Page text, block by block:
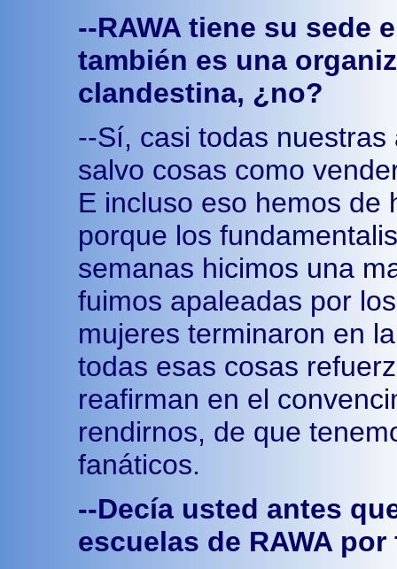
--RAWA tiene su sede
también es una
clandestina, ¿no?
--Sí, casi todas
salvo cosas como
E incluso eso hemos de
porque los
semanas hicimos una
fuimos apaleadas por
mujeres terminaron en
todas esas cosas
reafirman en el
rendirnos, de que
fanáticos.
--Decía usted antes
escuelas de RAWA